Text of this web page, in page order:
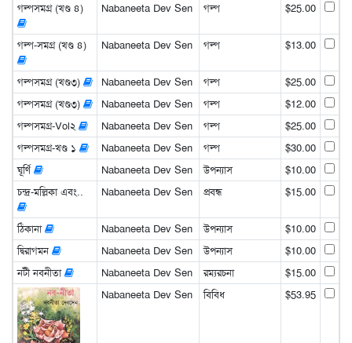
গল্পসমগ্র (খণ্ড ৪) Nabaneeta Dev Sen গল্প $25.00
গল্প-সমগ্র (খণ্ড ৪) Nabaneeta Dev Sen গল্প $13.00
গল্পসমগ্র (খণ্ড৩) Nabaneeta Dev Sen গল্প
$25.00
গল্পসমগ্র (খণ্ড৩)
Nabaneeta Dev Sen গল্প
$12.00
গল্পসমগ্র-Vol২
Nabaneeta Dev Sen গল্প
$25.00
গল্পসমগ্র-খণ্ড ১
Nabaneeta Dev Sen গল্প
$30.00
ঘূর্ণি
Nabaneeta Dev Sen উপন্যাস
$10.00
চন্দ্র-মল্লিকা এবং..
Nabaneeta Dev Sen প্রবন্ধ $15.00
ঠিকানা Nabaneeta Dev Sen উপন্যাস
$10.00
দ্বিরাগমন
Nabaneeta Dev Sen উপন্যাস
$10.00
নটী নবনীতা
Nabaneeta Dev Sen রম্যরচনা $15.00
Nabaneeta Dev Sen বিবিধ $53.95